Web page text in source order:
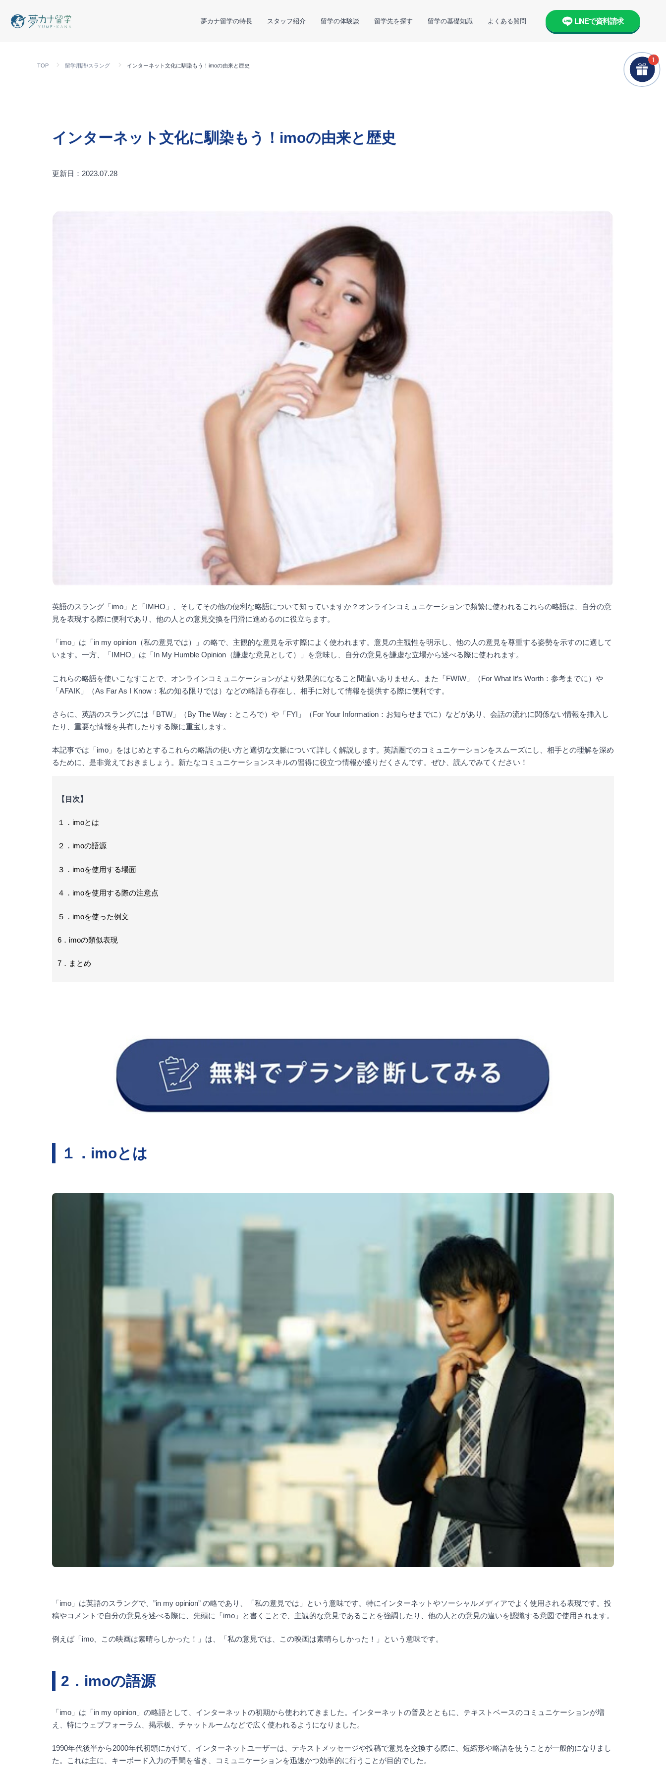
夢カナ留学の特長 スタッフ紹介 留学の体験談 留学先を探す 留学の基礎知識 よくある質問 LINEで資料請求
TOP 留学用語/スラング インターネット文化に馴染もう！imoの由来と歴史
インターネット文化に馴染もう！imoの由来と歴史
更新日：2023.07.28
英語のスラング「imo」と「IMHO」、そしてその他の便利な略語について知っていますか？オンラインコミュニケーションで頻繁に使われるこれらの略語は、自分の意
見を表現する際に便利であり、他の人との意見交換を円滑に進めるのに役立ちます。
「imo」は「in my opinion（私の意見では）」の略で、主観的な意見を示す際によく使われます。意見の主観性を明示し、他の人の意見を尊重する姿勢を示すのに適して
います。一方、「IMHO」は「In My Humble Opinion（謙虚な意見として）」を意味し、自分の意見を謙虚な立場から述べる際に使われます。
これらの略語を使いこなすことで、オンラインコミュニケーションがより効果的になること間違いありません。また「FWIW」（For What It’s Worth：参考までに）や
「AFAIK」（As Far As I Know：私の知る限りでは）などの略語も存在し、相手に対して情報を提供する際に便利です。
さらに、英語のスラングには「BTW」（By The Way：ところで）や「FYI」（For Your Information：お知らせまでに）などがあり、会話の流れに関係ない情報を挿入し
たり、重要な情報を共有したりする際に重宝します。
本記事では「imo」をはじめとするこれらの略語の使い方と適切な文脈について詳しく解説します。英語圏でのコミュニケーションをスムーズにし、相手との理解を深め
るために、是非覚えておきましょう。新たなコミュニケーションスキルの習得に役立つ情報が盛りだくさんです。ぜひ、読んでみてください！
【目次】
１．imoとは
２．imoの語源
３．imoを使用する場面
４．imoを使用する際の注意点
５．imoを使った例文
6．imoの類似表現
7．まとめ
１．imoとは
「imo」は英語のスラングで、”in my opinion” の略であり、「私の意見では」という意味です。特にインターネットやソーシャルメディアでよく使用される表現です。投
稿やコメントで自分の意見を述べる際に、先頭に「imo」と書くことで、主観的な意見であることを強調したり、他の人との意見の違いを認識する意図で使用されます。
例えば「imo、この映画は素晴らしかった！」は、「私の意見では、この映画は素晴らしかった！」という意味です。
2．imoの語源
「imo」は「in my opinion」の略語として、インターネットの初期から使われてきました。インターネットの普及とともに、テキストベースのコミュニケーションが増
え、特にウェブフォーラム、掲示板、チャットルームなどで広く使われるようになりました。
1990年代後半から2000年代初頭にかけて、インターネットユーザーは、テキストメッセージや投稿で意見を交換する際に、短縮形や略語を使うことが一般的になりまし
た。これは主に、キーボード入力の手間を省き、コミュニケーションを迅速かつ効率的に行うことが目的でした。